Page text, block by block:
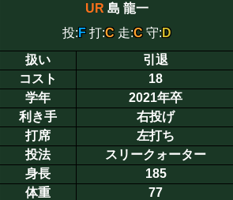
UR 島 龍一
投: F 打:C 走:C 守: D
扱い
引退
コスト
18
学年
2021年卒
利き手
右投げ
打席
左打ち
投法
スリークォーター
身長
185
体重
77